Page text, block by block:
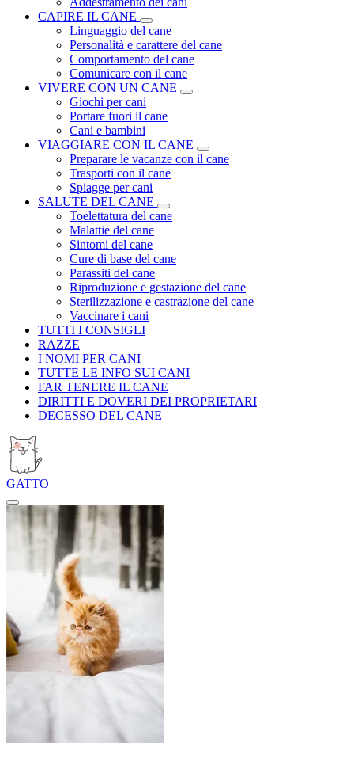
CAPIRE IL CANE
Linguaggio del cane
Personalità e carattere del cane
Comportamento del cane
Comunicare con il cane
VIVERE CON UN CANE
Giochi per cani
Portare fuori il cane
Cani e bambini
VIAGGIARE CON IL CANE
Preparare le vacanze con il cane
Trasporti con il cane
Spiagge per cani
SALUTE DEL CANE
Toelettatura del cane
Malattie del cane
Sintomi del cane
Cure di base del cane
Parassiti del cane
Riproduzione e gestazione del cane
Sterilizzazione e castrazione del cane
Vaccinare i cani
TUTTI I CONSIGLI
RAZZE
I NOMI PER CANI
TUTTE LE INFO SUI CANI
FAR TENERE IL CANE
DIRITTI E DOVERI DEI PROPRIETARI
DECESSO DEL CANE
GATTO